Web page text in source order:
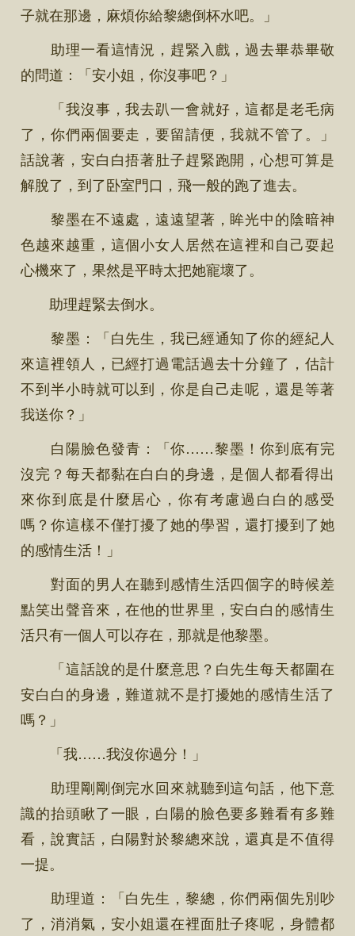
子就在那邊，麻煩你給黎總倒杯水吧。」
助理一看這情況，趕緊入戲，過去畢恭畢敬
的問道：「安小姐，你沒事吧？」
「我沒事，我去趴一會就好，這都是老毛病
了，你們兩個要走，要留請便，我就不管了。」
話說著，安白白捂著肚子趕緊跑開，心想可算是
解脫了，到了卧室門口，飛一般的跑了進去。
黎墨在不遠處，遠遠望著，眸光中的陰暗神
色越來越重，這個小女人居然在這裡和自己耍起
心機來了，果然是平時太把她寵壞了。
助理趕緊去倒水。
黎墨：「白先生，我已經通知了你的經紀人
來這裡領人，已經打過電話過去十分鐘了，估計
不到半小時就可以到，你是自己走呢，還是等著
我送你？」
白陽臉色發青：「你……黎墨！你到底有完
沒完？每天都黏在白白的身邊，是個人都看得出
來你到底是什麼居心，你有考慮過白白的感受
嗎？你這樣不僅打擾了她的學習，還打擾到了她
的感情生活！」
對面的男人在聽到感情生活四個字的時候差
點笑出聲音來，在他的世界里，安白白的感情生
活只有一個人可以存在，那就是他黎墨。
「這話說的是什麼意思？白先生每天都圍在
安白白的身邊，難道就不是打擾她的感情生活了
嗎？」
「我……我沒你過分！」
助理剛剛倒完水回來就聽到這句話，他下意
識的抬頭瞅了一眼，白陽的臉色要多難看有多難
看，說實話，白陽對於黎總來說，還真是不值得
一提。
助理道：「白先生，黎總，你們兩個先別吵
了，消消氣，安小姐還在裡面肚子疼呢，身體都